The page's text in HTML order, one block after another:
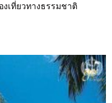
เที่ยวทางธรรมชาติ